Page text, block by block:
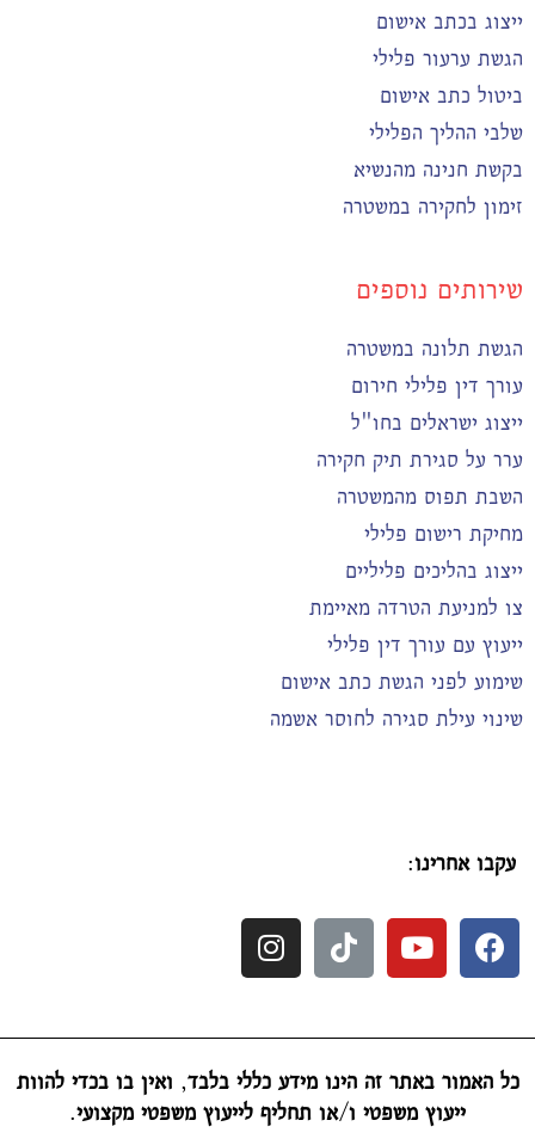
ייצוג בכתב אישום
הגשת ערעור פלילי
ביטול כתב אישום
שלבי ההליך הפלילי
בקשת חנינה מהנשיא
זימון לחקירה במשטרה
שירותים נוספים
הגשת תלונה במשטרה
עורך דין פלילי חירום
ייצוג ישראלים בחו"ל
ערר על סגירת תיק חקירה
השבת תפוס מהמשטרה
מחיקת רישום פלילי
ייצוג בהליכים פליליים
צו למניעת הטרדה מאיימת
ייעוץ עם עורך דין פלילי
שימוע לפני הגשת כתב אישום
שינוי עילת סגירה לחוסר אשמה
עקבו אחרינו:
כל האמור באתר זה הינו מידע כללי בלבד, ואין בו בכדי להוות
ייעוץ משפטי ו/או תחליף לייעוץ משפטי מקצועי.